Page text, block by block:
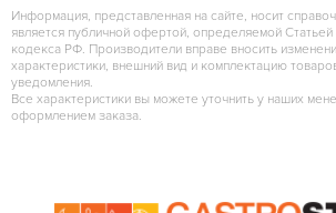
Информация, представленная на сайте, носит
является публичной офертой, определяемой
кодекса РФ. Производители вправе вносить
характеристики, внешний вид и комплектацию
уведомления.
Все характеристики вы можете уточнить у наших
оформлением заказа.